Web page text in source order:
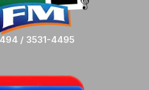
/ 3531-4495